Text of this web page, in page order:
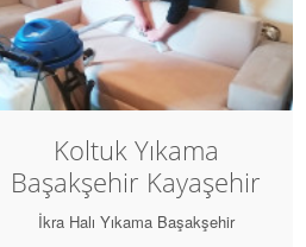
Koltuk Yıkama
Başakşehir Kayaşehir
İkra Halı Yıkama Başakşehir